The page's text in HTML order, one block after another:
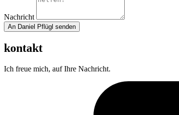
Nachricht
An Daniel Pflügl senden
kontakt
Ich freue mich, auf Ihre Nachricht.